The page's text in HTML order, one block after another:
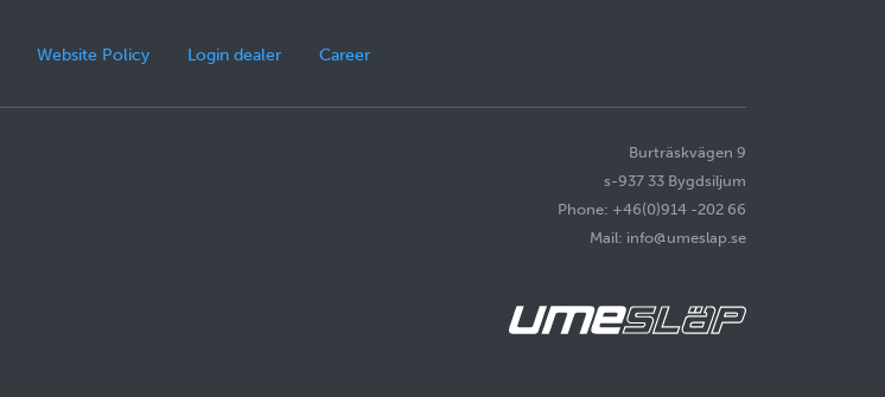
Website Policy Login dealer Career
Burträskvägen 9
s-937 33 Bygdsiljum
Phone: +46(0)914 -202 66
Mail: info@umeslap.se